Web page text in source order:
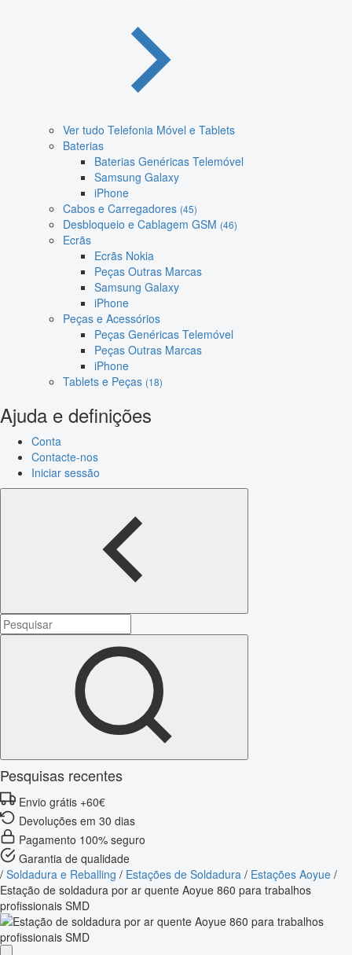
Ver tudo Telefonia Móvel e Tablets
Baterias
Baterias Genéricas Telemóvel
Samsung Galaxy
iPhone
Cabos e Carregadores (45)
Desbloqueio e Cablagem GSM (46)
Ecrãs
Ecrãs Nokia
Peças Outras Marcas
Samsung Galaxy
iPhone
Peças e Acessórios
Peças Genéricas Telemóvel
Peças Outras Marcas
iPhone
Tablets e Peças (18)
Ajuda e definições
Conta
Contacte-nos
Iniciar sessão
Pesquisas recentes
Envio grátis +60€
Devoluções em 30 dias
Pagamento 100% seguro
Garantia de qualidade
/ Soldadura e Reballing / Estações de Soldadura / Estações Aoyue /
Estação de soldadura por ar quente Aoyue 860 para trabalhos
profissionais SMD